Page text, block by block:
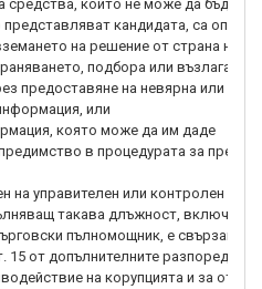
средства, който не може да бъде
представляват кандидата, са
на решение от страна на
подбора или
предоставяне на невярна или
или
която може да им даде
в процедурата за
на управителен или контролен
такава длъжност,
пълномощник, е свързано
15 от допълнителните разпоредби на
на корупцията и за